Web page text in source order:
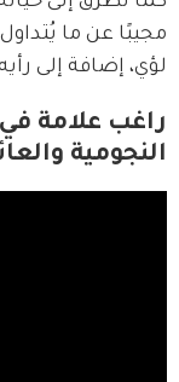
مجيبًا عن ما
لؤي، إضافة إلى
راغب علامة
النجومية